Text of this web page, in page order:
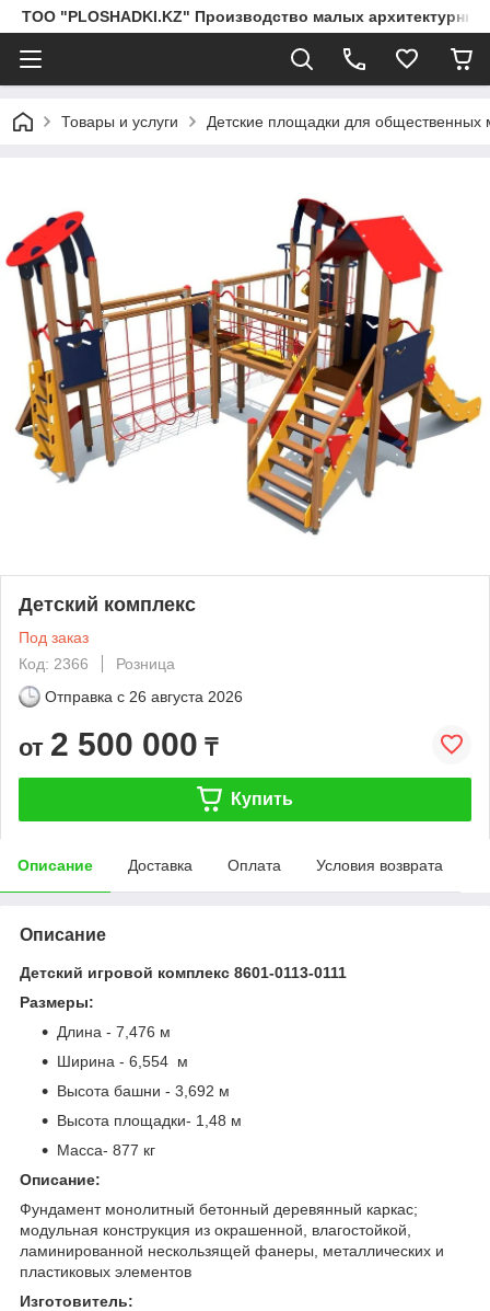
ТОО "PLOSHADKI.KZ" Производство малых
Товары и услуги Детские площадки для общественных
Детский комплекс
Под заказ
Код: 2366
Розница
Отправка с 26 августа 2026
от 2 500 000 ₸
Купить
Описание Доставка Оплата Условия возврата
Описание
Детский игровой комплекс 8601-0113-0111
Размеры:
Длина - 7,476 м
Ширина - 6,554 м
Высота башни - 3,692 м
Высота площадки- 1,48 м
Масса- 877 кг
Описание:
Фундамент монолитный бетонный деревянный каркас;
модульная конструкция из окрашенной, влагостойкой,
ламинированной нескользящей фанеры, металлических и
пластиковых элементов
Изготовитель: